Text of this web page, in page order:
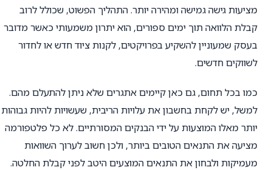
מציעות גישה גמישה ומהירה יותר. התהליך הפשוט, שכולל לרוב
קבלת הלוואה תוך ימים ספורים, הוא יתרון משמעותי כאשר מדובר
בעסק שמעוניין להשקיע בפרויקטים, לקנות ציוד חדש או לחדור
לשווקים חדשים.
כמו בכל תחום, גם כאן קיימים אתגרים שלא ניתן להתעלם מהם.
למשל, יש לקחת בחשבון את עלויות הריבית, שעשויות להיות גבוהות
יותר מאלו המוצעות על ידי הבנקים המסורתיים. לא כל פלטפורמה
מציעה את התנאים הטובים ביותר, ולכן חשוב לערוך השוואות
מעמיקות ולבחון את התנאים המוצעים היטב לפני קבלת החלטה.